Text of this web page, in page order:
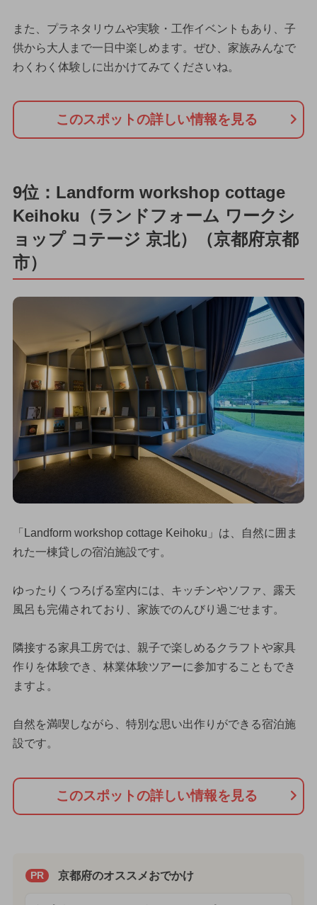
また、プラネタリウムや実験・工作イベントもあり、子
供から大人まで一日中楽しめます。ぜひ、家族みんなで
わくわく体験しに出かけてみてくださいね。
このスポットの詳しい情報を見る
9位：Landform workshop cottage
Keihoku（ランドフォーム ワークシ
ョップ コテージ 京北）（京都府京都
市）
「Landform workshop cottage Keihoku」は、自然に囲ま
れた一棟貸しの宿泊施設です。
ゆったりくつろげる室内には、キッチンやソファ、露天
風呂も完備されており、家族でのんびり過ごせます。
隣接する家具工房では、親子で楽しめるクラフトや家具
作りを体験でき、林業体験ツアーに参加することもでき
ますよ。
自然を満喫しながら、特別な思い出作りができる宿泊施
設です。
このスポットの詳しい情報を見る
PR 京都府のオススメおでかけ